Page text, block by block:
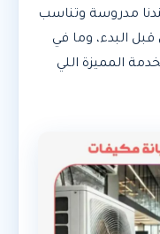
مدروسة وتناسب
البدء، وما في
المميزة اللي